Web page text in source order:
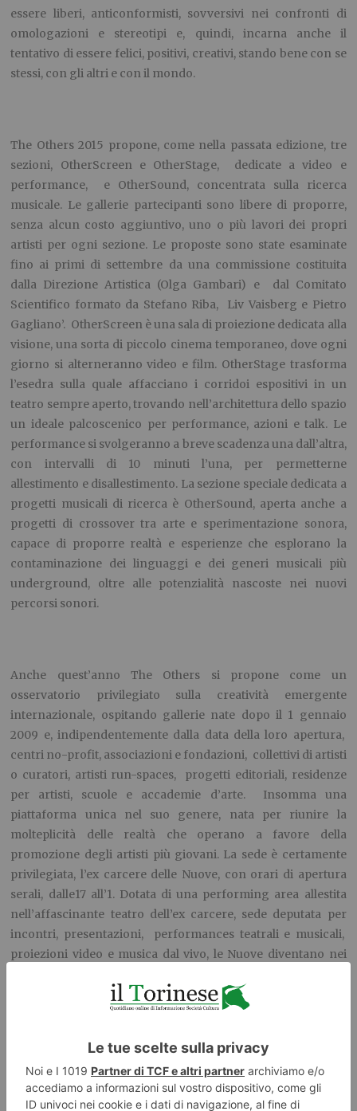
essere liberi, anticonformisti, sovversivi nei confronti di
omologazioni e stereotipi e, quindi, incarna anche il
tentativo di essere felici, positivi, creativi, stando bene con se
stessi, con gli altri e con il mondo.
The Others 2015 propone, come nella passata edizione, tre
sezioni, OtherScreen e OtherStage, dedicate a video e
performance, e OtherSound, concentrata sulla ricerca
musicale. Le gallerie partecipanti sono libere di proporre,
senza alcun costo aggiuntivo, uno o più lavori dei propri
artisti per ogni sezione. Le proposte sono state esaminate
fino ai primi di settembre da una commissione costituita
dalla Direzione Artistica (Olga Gambari) e dal Comitato
Scientifico formato da Stefano Riba, Liv Vaisberg e Pietro
Gagliano’. OtherScreen è una sala di proiezione dedicata alla
visione, una sorta di piccolo cinema temporaneo, dove ogni
giorno si alterneranno video e film. OtherStage trasforma
l’esedra sulla quale affacciano i corridoi espositivi in un
teatro sempre aperto, trovando nell’architettura dello spazio
un ideale palcoscenico per performance, azioni e talk. Le
performance si svolgeranno a breve scadenza una dall’altra,
con intervalli di 10 minuti l’una, per permetterne
allestimento e disallestimento. La sezione speciale dedicata a
progetti musicali di ricerca è OtherSound, aperta anche a
progetti di crossover tra arte e sperimentazione sonora,
capace di proporre realtà e esperienze che esplorano la
contaminazione dei linguaggi e dei generi musicali più
underground, oltre alle potenzialità nascoste nei nuovi
percorsi sonori.
Anche quest’anno The Others si propone come un
osservatorio privilegiato sulla creatività emergente
internazionale, ospitando gallerie nate dopo il 1 gennaio
2009 e, indipendentemente dalla data della loro apertura,
centri no-profit, associazioni e fondazioni, collettivi di artisti
o curatori, artisti run-spaces, progetti editoriali, residenze
per artisti, scuole e accademie d’arte. Insomma una
piattaforma unica nel suo genere, nata per riunire la
molteplicità delle realtà che operano a favore della
promozione degli artisti più giovani. La sede è certamente
privilegiata, l’ex carcere delle Nuove, con orari di apertura
serali, dalle17 all’1. Dotata di una performing area allestita
nell’affascinante teatro dell’ex carcere, sede deputata per
incontri, presentazioni, performances teatrali e musicali,
proiezioni video e musica dal vivo, le Nuove diventano nei
contemporanea torinese.
Mara Martellotta